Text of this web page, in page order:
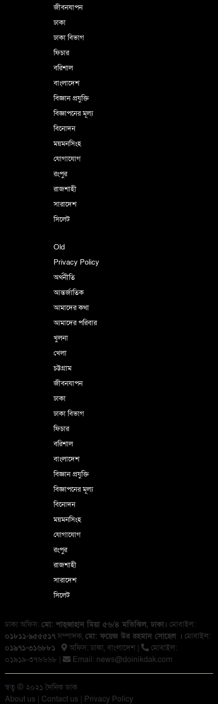
জীবনযাপন
ঢাকা
ঢাকা বিভাগ
ফিচার
বরিশাল
বাংলাদেশ
বিজ্ঞান প্রযুক্তি
বিজ্ঞাপনের মূল্য
বিনোদন
ময়মনসিংহ
যোগাযোগ
রংপুর
রাজশাহী
সারাদেশ
সিলেট
Old
Privacy Policy
অর্থনীতি
আন্তর্জাতিক
আমাদের কথা
আমাদের পরিবার
খুলনা
খেলা
চট্টগ্রাম
জীবনযাপন
ঢাকা
ঢাকা বিভাগ
ফিচার
বরিশাল
বাংলাদেশ
বিজ্ঞান প্রযুক্তি
বিজ্ঞাপনের মূল্য
বিনোদন
ময়মনসিংহ
যোগাযোগ
রংপুর
রাজশাহী
সারাদেশ
সিলেট
ঢাকা অফিস: মো: শাহ্জাহান মিয়া ৫৬/৪ মতিঝিল, ঢাকা। মোবাইল:
০১৮১১-৯৫৫৫১৭সম্পাদক, মো: ফয়েজ উর রহমান সোহেল । মোবাইল:
০১৯৭১-৩১৬৮৮১
অফিস: ঢাকা, বাংলা‌দেশ |
মোবাইল:
০১৯১৯-৩৭৬৬৬৮ |
Email: news@doinikdak.com
স্বত্ব © ২০২১ দৈনিক ডাক
About us | Contact us | Privacy Policy